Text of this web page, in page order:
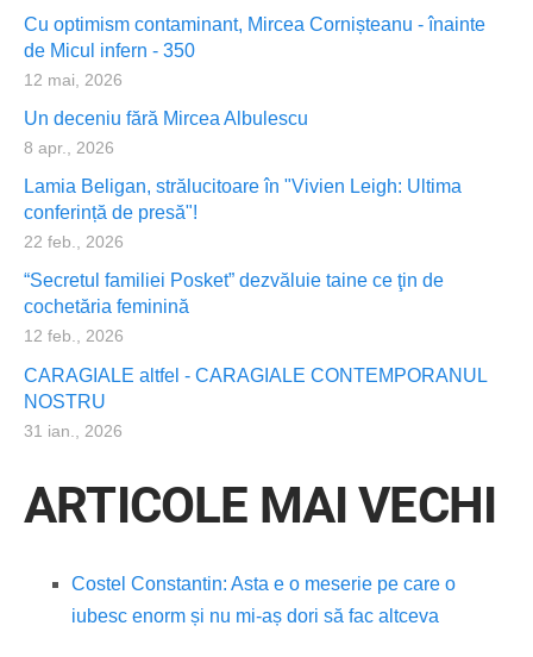
Cu optimism contaminant, Mircea Cornișteanu - înainte
de Micul infern - 350
12 mai, 2026
Un deceniu fără Mircea Albulescu
8 apr., 2026
Lamia Beligan, strălucitoare în "Vivien Leigh: Ultima
conferință de presă"!
22 feb., 2026
“Secretul familiei Posket” dezvăluie taine ce ţin de
cochetăria feminină
12 feb., 2026
CARAGIALE altfel - CARAGIALE CONTEMPORANUL
NOSTRU
31 ian., 2026
ARTICOLE MAI VECHI
Costel Constantin: Asta e o meserie pe care o
iubesc enorm și nu mi-aș dori să fac altceva